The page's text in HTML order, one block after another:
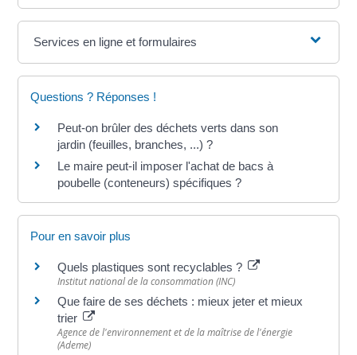
Services en ligne et formulaires
Questions ? Réponses !
Peut-on brûler des déchets verts dans son
jardin (feuilles, branches, ...) ?
Le maire peut-il imposer l'achat de bacs à
poubelle (conteneurs) spécifiques ?
Pour en savoir plus
Quels plastiques sont recyclables ?
Institut national de la consommation (INC)
Que faire de ses déchets : mieux jeter et mieux
trier
Agence de l'environnement et de la maîtrise de l'énergie
(Ademe)